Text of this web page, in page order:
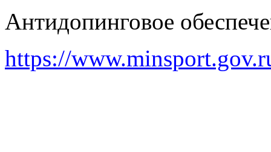
Антидопинговое
https://